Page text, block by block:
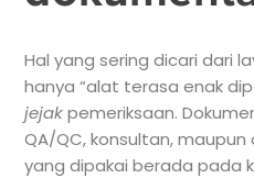
Hal yang sering dicari dari
hanya “alat terasa enak
jejakpemeriksaan.
QA/QC, konsultan,
yang dipakai berada pada